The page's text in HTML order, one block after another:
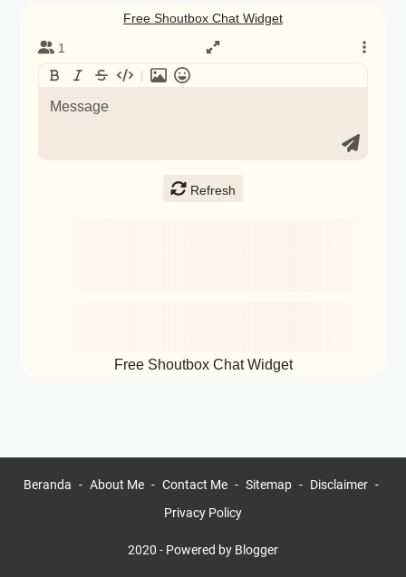
January
2023
(5)
December
August(1)
Free Shoutbox Chat Widget
Beranda About Me Contact Me Sitemap
Disclaimer
Privacy Policy
2020 - Powered by Blogger